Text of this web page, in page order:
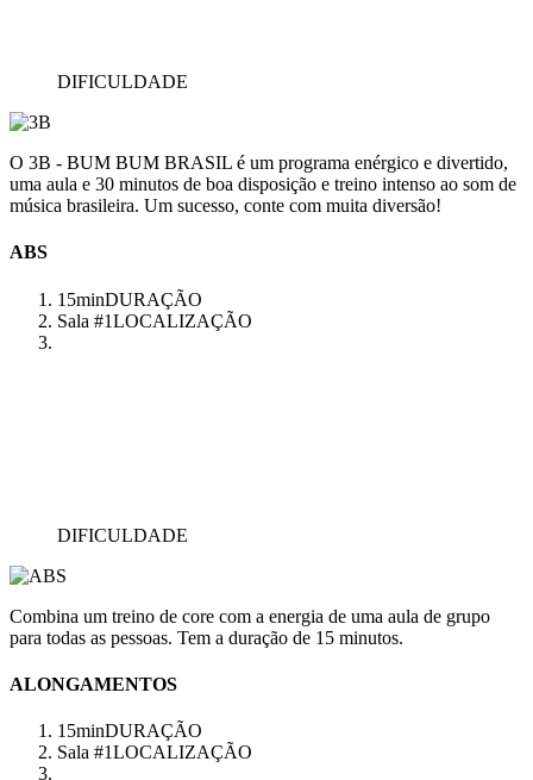
DIFICULDADE
O 3B - BUM BUM BRASIL é um programa enérgico e divertido,
uma aula e 30 minutos de boa disposição e treino intenso ao som de
música brasileira. Um sucesso, conte com muita diversão!
ABS
15minDURAÇÃO
Sala #1LOCALIZAÇÃO
DIFICULDADE
Combina um treino de core com a energia de uma aula de grupo
para todas as pessoas. Tem a duração de 15 minutos.
ALONGAMENTOS
15minDURAÇÃO
Sala #1LOCALIZAÇÃO